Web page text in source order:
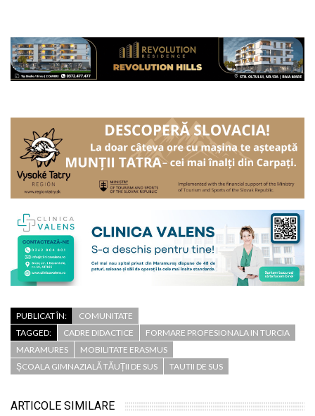
PUBLICAT ÎN:
COMUNITATE
TAGGED:
CADRE DIDACTICE
FORMARE PROFESIONALA IN TURCIA
MARAMURES
MOBILITATE ERASMUS
ȘCOALA GIMNAZIALĂ TĂUȚII DE SUS
TAUTII DE SUS
ARTICOLE SIMILARE